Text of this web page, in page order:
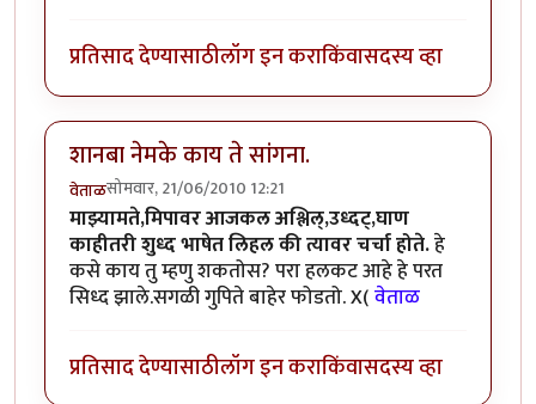
प्रतिसाद देण्यासाठीलॉग इन कराकिंवासदस्य व्हा
शानबा नेमके काय ते सांगना.
वेताळसोमवार, 21/06/2010 12:21
माझ्यामते,मिपावर आजकल अश्लिल्,उध्दट्,घाण
काहीतरी शुध्द भाषेत लिहल की त्यावर चर्चा होते.हे
कसे काय तु म्हणु शकतोस? परा हलकट आहे हे परत
सिध्द झाले.सगळी गुपिते बाहेर फोडतो. X(वेताळ
प्रतिसाद देण्यासाठीलॉग इन कराकिंवासदस्य व्हा